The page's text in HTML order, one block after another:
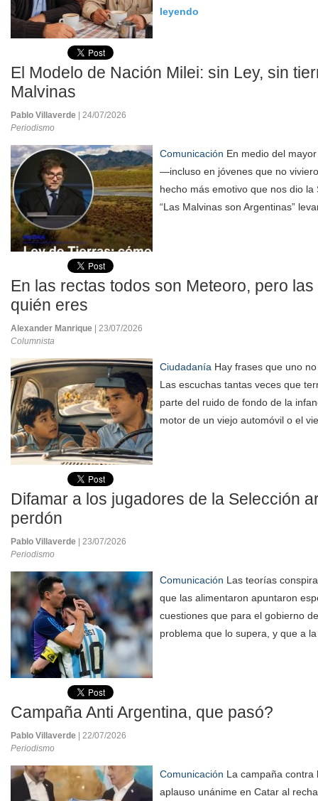
leyendo
El Modelo de Nación Milei: sin Ley, sin
Malvinas
Pablo Villaverde
| 24/07/2026
Periodismo
Comunicación En medio del
—incluso en jóvenes que no
hecho más emotivo que nos dio
“Las Malvinas son Argentinas”
En las rectas todos son Meteoro, pero
quién eres
Alexander Manrique
| 23/07/2026
Columnista
Ciudadanía Hay frases que uno
Las escuchas tantas veces que
parte del ruido de fondo de la
motor de un viejo automóvil o el
Difamar a los jugadores de la Selección
perdón
Pablo Villaverde
| 23/07/2026
Periodismo
Comunicación Las teorías
que las alimentaron apuntaron
cuestiones que para el gobierno
problema que lo supera, y que a
Campaña Anti Argentina, que pasó?
Pablo Villaverde
| 22/07/2026
Periodismo
Comunicación La campaña contra
aplauso unánime en Catar al